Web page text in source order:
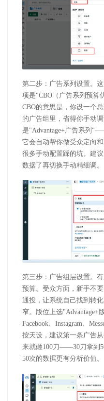
第二步：广告系列设置。
项是"CBO （广告系列预算
CBO的意思是，你设一个总
的广告组里，省得你手动
是"Advantage+广告系列 "
它会自动帮你做受众定向
很多手动配置踩的坑。建
数据了再切换手动精细调。
第三步：广告组层设置。
预算。受众方面，新手不
通投，让系统自己找到转
窄。版位上选"Advantage+
Facebook、 Instagram、
按天设，建议第一条广告
来就砸100刀——30刀拿到
50次的数据更有分析价值。